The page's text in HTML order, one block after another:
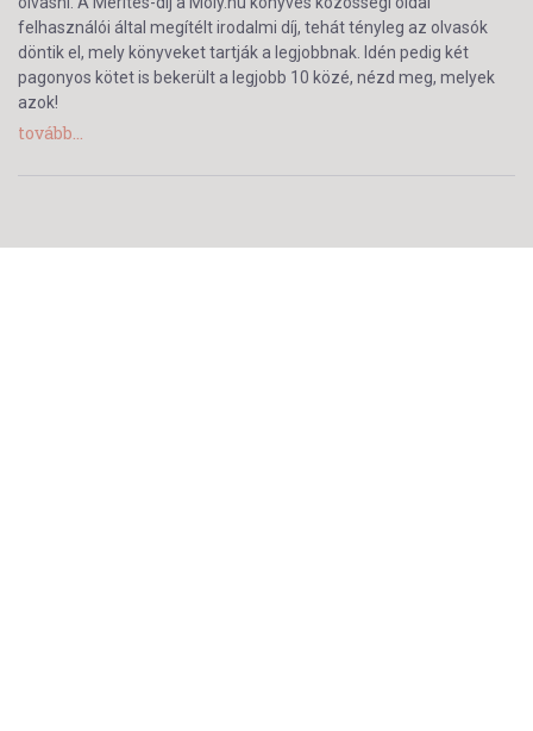
felhasználói által megítélt irodalmi díj, tehát tényleg az olvasók
döntik el, mely könyveket tartják a legjobbnak. Idén pedig két
pagonyos kötet is bekerült a legjobb 10 közé, nézd meg, melyek
azok!
tovább...